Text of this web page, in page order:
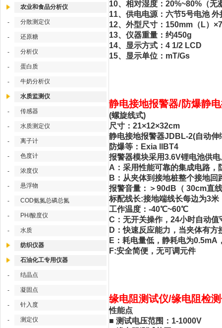
农业和食品分析仪
- 分散测定仪
- 还原糖
- 分析仪
- 蛋白质
- 牛奶分析仪
水质监测仪
- 传感器
- 水质测定仪
- 离子计
- 色度计
- 浓度仪
- 悬浮物
- COD氨氮总磷总氮
- PH/酸度仪
- 水质
纺织仪器
石油化工专用仪器
- 结晶点
- 凝固点
- 针入度
- 测定仪
10、相对湿度：20%~80%（无
11、供电电源：六节5号电池
12、外型尺寸：150mm（L）
13、仪器重量：约450g
14、显示方式：4 1/2 LCD
15、显示单位：mT/Gs
静电接地报警器/防爆静
(螺旋线式)
尺寸：21×12×32cm
静电接地报警器JDBL-2(自动
防爆等：Exia llBT4
报警器模块采用3.6V锂电池供
A：采用性能可靠的集成电路，
B：从夹体到接地桩整个接地
报警音量：＞90dB（ 30cm直
标配线长:接地端线长每边为3
工作温度：-40℃~60℃
C：无开关操作，24小时自动值
D：快速反应能力，当夹体有
E：耗电量低，静耗电为
F:安全简便，无可调元件
缘电阻测试仪/缘电阻检
性能点
■ 测试电压范围：1-1000V